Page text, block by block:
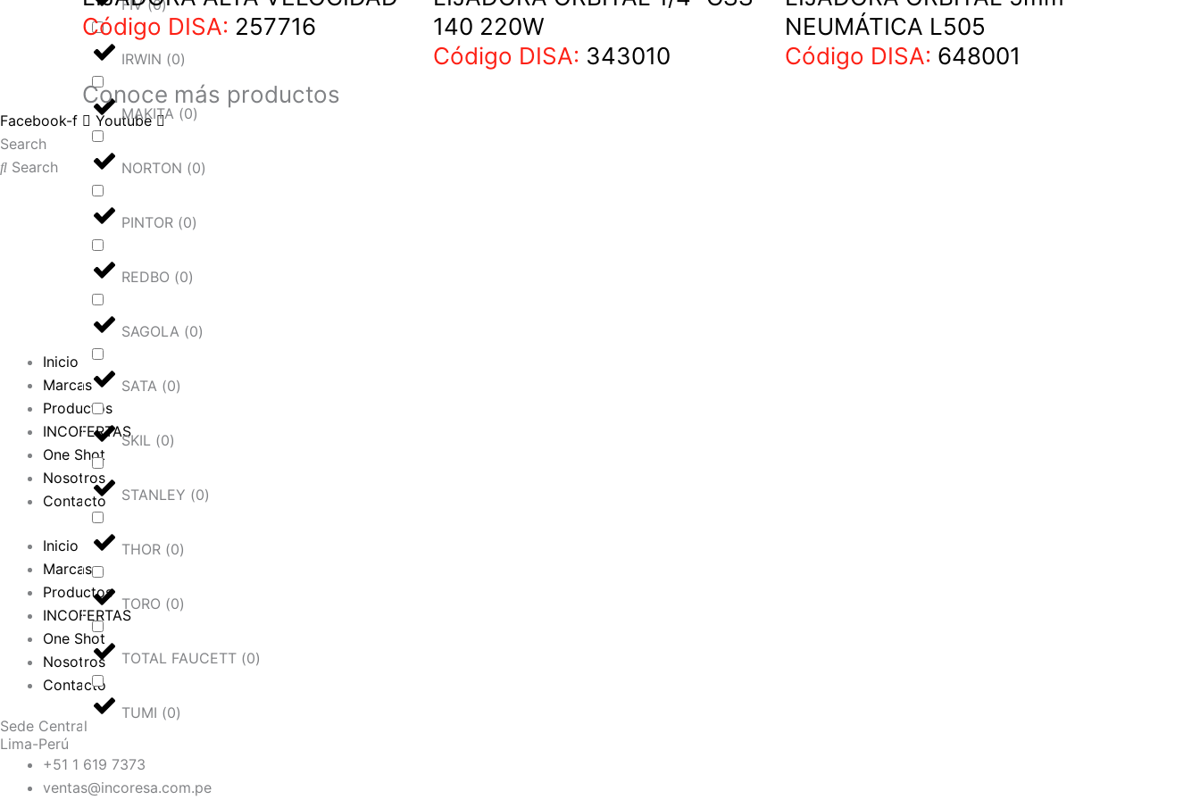
FIV(0)
IRWIN (0)
MAKITA (0)
NORTON (0)
PINTOR (0)
REDBO (0)
SAGOLA (0)
SATA (0)
SKIL (0)
STANLEY (0)
THOR (0)
TORO (0)
TOTAL FAUCETT (0)
TUMI (0)
Código DISA: 257716
140 220W
Código DISA: 343010
NEUMÁTICA L505
Código DISA: 648001
Conoce más productos
Facebook-f
Youtube
Search
Search
Inicio
Marcas
Productos
INCOFERTAS
One Shot
Nosotros
Contacto
Inicio
Marcas
Productos
INCOFERTAS
One Shot
Nosotros
Contacto
Sede Central
Lima-Perú
+51 1 619 7373
ventas@incoresa.com.pe